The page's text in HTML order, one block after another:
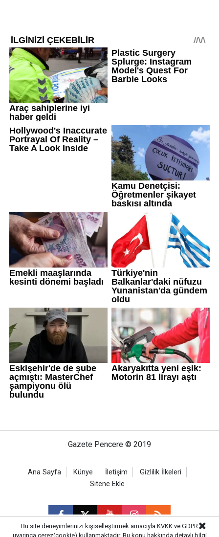
Gazete Pencere © 2019
Ana Sayfa Künye İletişim
Gizlilik İlkeleri
Sitene Ekle
Bu site deneyimlerinizi kişiselleştirmek amacıyla KVKK ve GDPR
uyarınca çerez(cookie) kullanmaktadır. Bu konu hakkında detaylı bilgi